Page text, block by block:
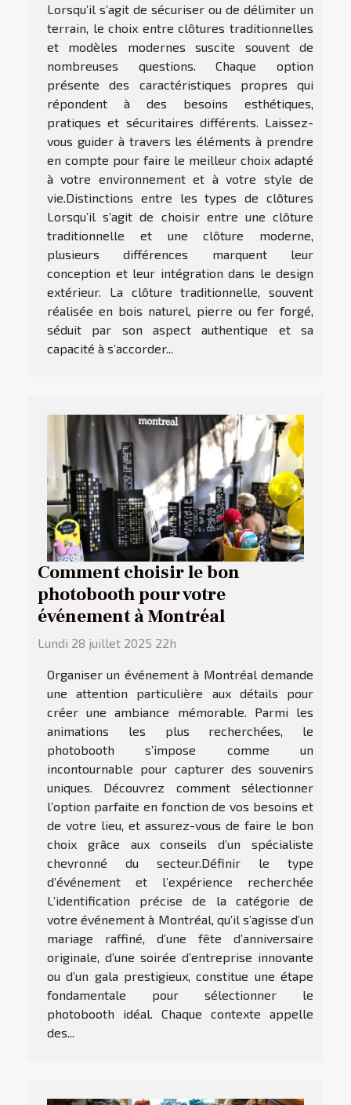
Lorsqu’il s’agit de sécuriser ou de délimiter un
terrain, le choix entre clôtures traditionnelles
et modèles modernes suscite souvent de
nombreuses questions. Chaque option
présente des caractéristiques propres qui
répondent à des besoins esthétiques,
pratiques et sécuritaires différents. Laissez-
vous guider à travers les éléments à prendre
en compte pour faire le meilleur choix adapté
à votre environnement et à votre style de
vie.Distinctions entre les types de clôtures
Lorsqu’il s’agit de choisir entre une clôture
traditionnelle et une clôture moderne,
plusieurs différences marquent leur
conception et leur intégration dans le design
extérieur. La clôture traditionnelle, souvent
réalisée en bois naturel, pierre ou fer forgé,
séduit par son aspect authentique et sa
capacité à s’accorder...
Comment choisir le bon
photobooth pour votre
événement à Montréal
Lundi 28 juillet 2025 22h
Organiser un événement à Montréal demande
une attention particulière aux détails pour
créer une ambiance mémorable. Parmi les
animations les plus recherchées, le
photobooth s’impose comme un
incontournable pour capturer des souvenirs
uniques. Découvrez comment sélectionner
l’option parfaite en fonction de vos besoins et
de votre lieu, et assurez-vous de faire le bon
choix grâce aux conseils d’un spécialiste
chevronné du secteur.Définir le type
d’événement et l’expérience recherchée
L’identification précise de la catégorie de
votre événement à Montréal, qu’il s’agisse d’un
mariage raffiné, d’une fête d’anniversaire
originale, d’une soirée d’entreprise innovante
ou d’un gala prestigieux, constitue une étape
fondamentale pour sélectionner le
photobooth idéal. Chaque contexte appelle
des...